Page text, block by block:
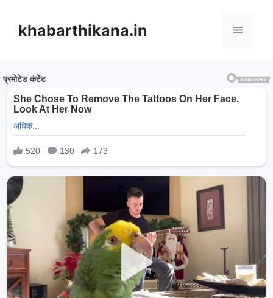
contentkhabarthikana.in Menu